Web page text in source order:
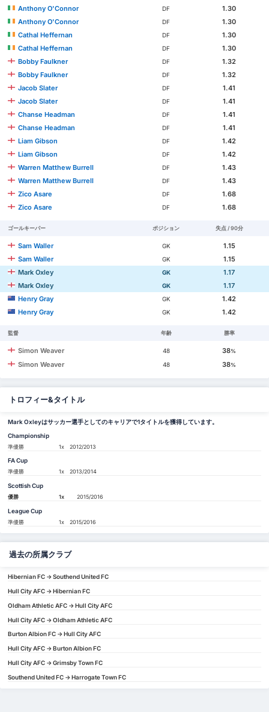
Anthony O'Connor
DF
1.30
Anthony O'Connor
DF
1.30
Cathal Heffernan
DF
1.30
Cathal Heffernan
DF
1.30
Bobby Faulkner
DF
1.32
Bobby Faulkner
DF
1.32
Jacob Slater
DF
1.41
Jacob Slater
DF
1.41
Chanse Headman
DF
1.41
Chanse Headman
DF
1.41
Liam Gibson
DF
1.42
Liam Gibson
DF
1.42
Warren Matthew Burrell
DF
1.43
Warren Matthew Burrell
DF
1.43
Zico Asare
DF
1.68
Zico Asare
DF 1.68
ゴールキーパー ポジション 失点 / 90分
Sam Waller GK
1.15
Sam Waller
GK
1.15
Mark Oxley
GK
1.17
Mark Oxley
GK
1.17
Henry Gray
GK
1.42
Henry Gray
GK 1.42
監督 年齢 勝率
Simon Weaver 48 38%
Simon Weaver 48 38%
トロフィー&タイトル
Mark Oxleyはサッカー選手としてのキャリアで1タイトルを獲得しています。
Championship
準優勝 1x 2012/2013
FA Cup
準優勝 1x 2013/2014
Scottish Cup
優勝 1x 2015/2016
League Cup
準優勝 1x 2015/2016
過去の所属クラブ
Hibernian FC -> Southend United FC
Hull City AFC -> Hibernian FC
Oldham Athletic AFC -> Hull City AFC
Hull City AFC -> Oldham Athletic AFC
Burton Albion FC -> Hull City AFC
Hull City AFC -> Burton Albion FC
Hull City AFC -> Grimsby Town FC
Southend United FC -> Harrogate Town FC